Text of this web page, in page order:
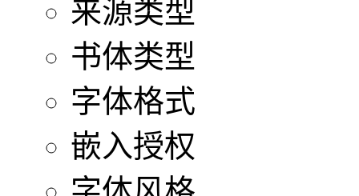
来源类型
书体类型
字体格式
嵌入授权